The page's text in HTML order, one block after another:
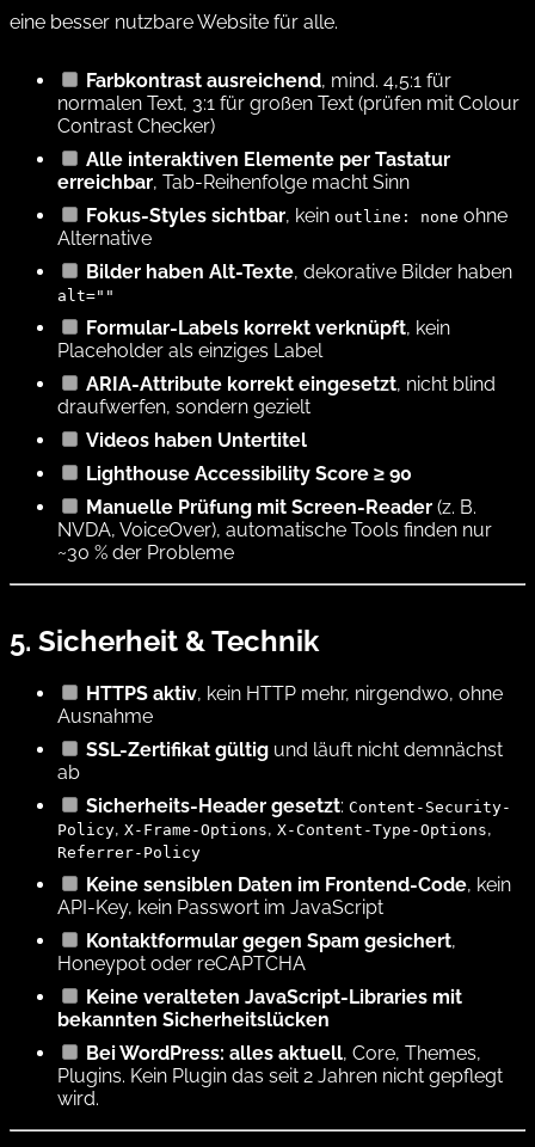
eine besser nutzbare Website für alle.
Farbkontrast ausreichend, mind. 4,5:1 für
normalen Text, 3:1 für großen Text (prüfen mit Colour
Contrast Checker)
Alle interaktiven Elemente per Tastatur
erreichbar, Tab-Reihenfolge macht Sinn
Fokus-Styles sichtbar, kein outline: none ohne
Alternative
Bilder haben Alt-Texte, dekorative Bilder haben
alt=""
Formular-Labels korrekt verknüpft, kein
Placeholder als einziges Label
ARIA-Attribute korrekt eingesetzt, nicht blind
draufwerfen, sondern gezielt
Videos haben Untertitel
Lighthouse Accessibility Score ≥ 90
Manuelle Prüfung mit Screen-Reader (z. B.
NVDA, VoiceOver), automatische Tools finden nur
~30 % der Probleme
5. Sicherheit & Technik
HTTPS aktiv, kein HTTP mehr, nirgendwo, ohne
Ausnahme
SSL-Zertifikat gültig und läuft nicht demnächst
ab
Sicherheits-Header gesetzt: Content-Security-
Policy, X-Frame-Options, X-Content-Type-Options,
Referrer-Policy
Keine sensiblen Daten im Frontend-Code, kein
API-Key, kein Passwort im JavaScript
Kontaktformular gegen Spam gesichert,
Honeypot oder reCAPTCHA
Keine veralteten JavaScript-Libraries mit
bekannten Sicherheitslücken
Bei WordPress: alles aktuell, Core, Themes,
Plugins. Kein Plugin das seit 2 Jahren nicht gepflegt
wird.